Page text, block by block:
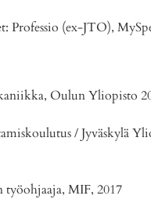
Professio (ex-JTO),
Oulun Yliopisto
/ Jyväskylä
työohjaaja, MIF, 2017